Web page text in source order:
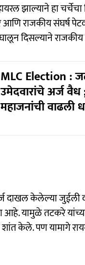
झाल्याने हा
आणि राजकीय संघर्ष
दिसल्याने
MLC Election :
उमेदवारांचे अर्ज वैध
महाजनांची
दाखल केलेल्या जुईली
आहे. यामुळे तटकरे
शांत केले. पण यामागे